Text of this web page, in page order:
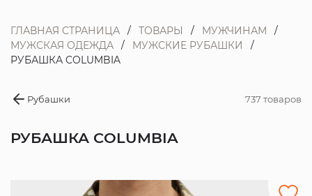
ГЛАВНАЯ СТРАНИЦА ТОВАРЫ
МУЖЧИНАМ
МУЖСКАЯ ОДЕЖДА
МУЖСКИЕ РУБАШКИ
РУБАШКА COLUMBIA
Рубашки 737 товаров
РУБАШКА COLUMBIA